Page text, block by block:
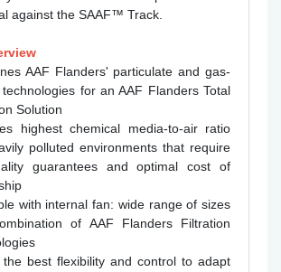
against the SAAF™ Track.
AAF Flanders' particulate and gas-
technologies for an AAF Flanders Total
Solution
highest chemical media-to-air ratio
polluted environments that require
guarantees and optimal cost of
with internal fan: wide range of sizes
of AAF Flanders Filtration
the best flexibility and control to adapt